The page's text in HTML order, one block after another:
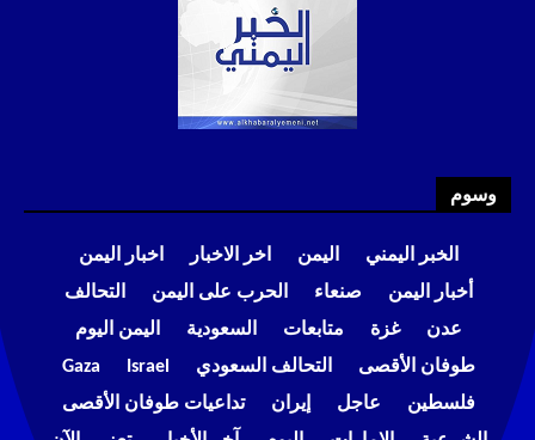
وسوم
الخبر اليمني اليمن اخر الاخبار
اخبار اليمن
أخبار اليمن
صنعاء الحرب على اليمن
التحالف
عدن
غزة متابعات السعودية
اليمن اليوم
طوفان الأقصى
التحالف السعودي Israel
Gaza
فلسطين
عاجل إيران
تداعيات طوفان الأقصى